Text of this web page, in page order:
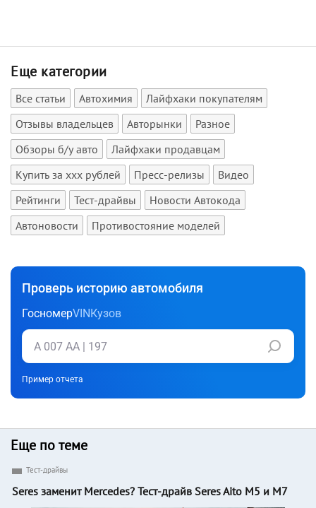
Еще категории
Все статьи Автохимия
Лайфхаки покупателям
Отзывы владельцев
Авторынки
Разное
Обзоры б/у авто
Лайфхаки продавцам
Купить за xxx рублей
Пресс-релизы
Видео
Рейтинги
Тест-драйвы
Новости Автокода
Автоновости
Противостояние моделей
Проверь историю автомобиля
ГосномерVIN Кузов
Пример отчета
Еще по теме
Тест-драйвы
Seres заменит Mercedes? Тест-драйв Seres Aito M5 и M7